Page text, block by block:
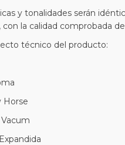
y tonalidades serán
la calidad comprobada de
técnico del producto:
Horse